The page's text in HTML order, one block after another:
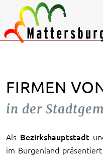
FIRMEN
in der
Als Bezirkshauptstadt
im Burgenland